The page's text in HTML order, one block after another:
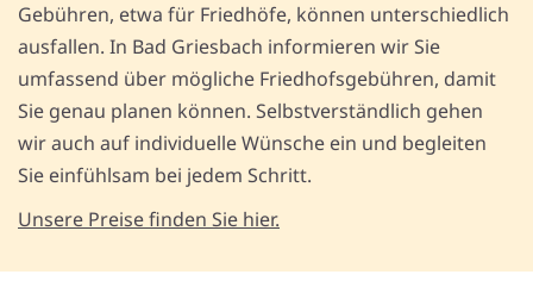
Gebühren, etwa für Friedhöfe, können unterschiedlich
ausfallen. In Bad Griesbach informieren wir Sie
umfassend über mögliche Friedhofsgebühren, damit
Sie genau planen können. Selbstverständlich gehen
wir auch auf individuelle Wünsche ein und begleiten
Sie einfühlsam bei jedem Schritt.
Unsere Preise finden Sie hier.